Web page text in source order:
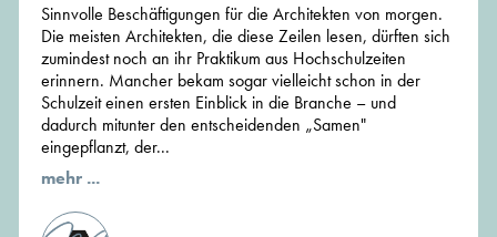
Sinnvolle Beschäftigungen für die Architekten von morgen.
Die meisten Architekten, die diese Zeilen lesen, dürften sich
zumindest noch an ihr Praktikum aus Hochschulzeiten
erinnern. Mancher bekam sogar vielleicht schon in der
Schulzeit einen ersten Einblick in die Branche – und
dadurch mitunter den entscheidenden „Samen"
eingepflanzt, der...
mehr ...